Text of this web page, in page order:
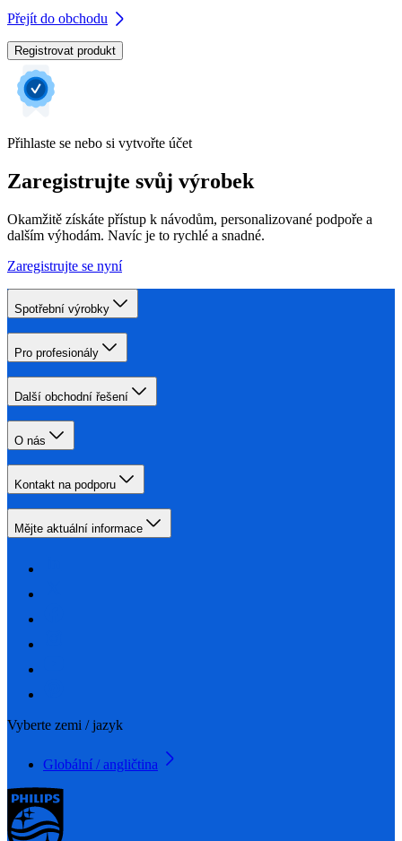
Přejít do obchodu
Registrovat produkt
Přihlaste se nebo si vytvořte účet
Zaregistrujte svůj výrobek
Okamžitě získáte přístup k návodům, personalizované podpoře a
dalším výhodám. Navíc je to rychlé a snadné.
Zaregistrujte se nyní
Spotřební výrobky
Pro profesionály
Další obchodní řešení
O nás
Kontakt na podporu
Mějte aktuální informace
Vyberte zemi / jazyk
Globální / angličtina